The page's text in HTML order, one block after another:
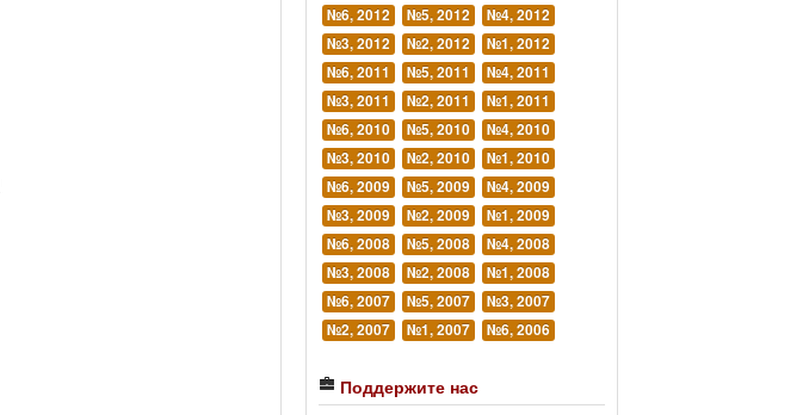
№6, 2012
№5, 2012
№4, 2012
№3, 2012
№2, 2012
№1, 2012
№6, 2011
№5, 2011
№4, 2011
№3, 2011
№2, 2011
№1, 2011
№6, 2010
№5, 2010
№4, 2010
№3, 2010
№2, 2010
№1, 2010
№6, 2009
№5, 2009
№4, 2009
№3, 2009
№2, 2009
№1, 2009
№6, 2008
№5, 2008
№4, 2008
№3, 2008
№2, 2008
№1, 2008
№6, 2007
№5, 2007
№3, 2007
№2, 2007
№1, 2007 №6, 2006
Поддержите нас